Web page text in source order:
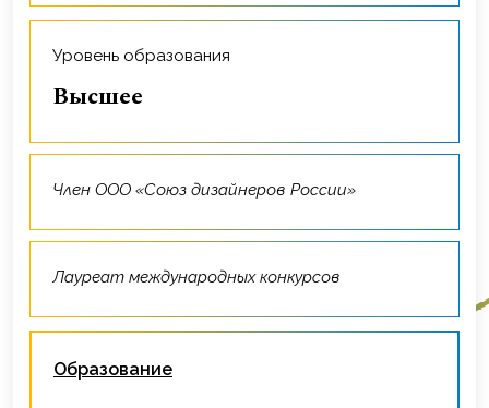
Уровень образования
Высшее
член ООО «Союз дизайнеров России»
Лауреат международных конкурсов
Образование